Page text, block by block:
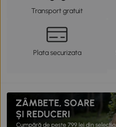
Transport gratuit
Plata securizata